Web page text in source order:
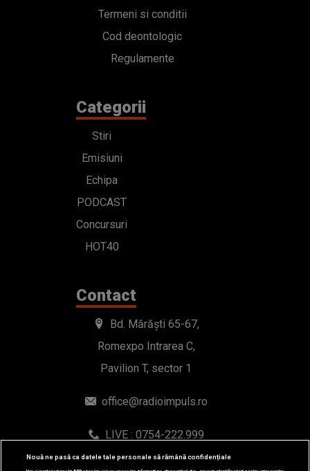
Termeni si conditii
Cod deontologic
Regulamente
Categorii
Stiri
Emisiuni
Echipa
PODCAST
Concursuri
HOT40
Contact
Bd. Mărăști 65-67,
Romexpo Intrarea C,
Pavilion T, sector 1
office@radioimpuls.ro
LIVE : 0754-222.999
WhatsApp: 0754-222.999
Nouă ne pasă ca datele tale personale să rămână confidențiale